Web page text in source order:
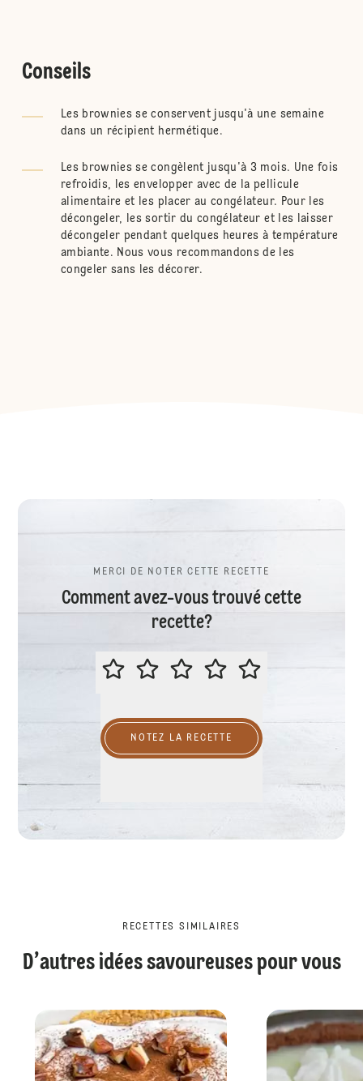
Conseils
Les brownies se conservent jusqu'à une semaine
dans un récipient hermétique.
Les brownies se congèlent jusqu'à 3 mois. Une fois
refroidis, les envelopper avec de la pellicule
alimentaire et les placer au congélateur. Pour les
décongeler, les sortir du congélateur et les laisser
décongeler pendant quelques heures à température
ambiante. Nous vous recommandons de les
congeler sans les décorer.
MERCI DE NOTER CETTE RECETTE
Comment avez-vous trouvé cette
recette?
MERCI DE NOTER CETTE RECETTE
NOTEZ LA RECETTE
RECETTES SIMILAIRES
D’autres idées savoureuses pour vous